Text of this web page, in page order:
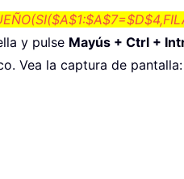
y pulse Mayús + Ctrl +
Vea la captura de pantalla: